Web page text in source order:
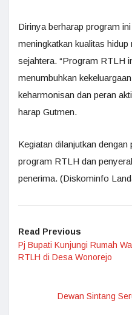
Dirinya berharap program
meningkatkan kualitas
sejahtera. “Program RTLH
menumbuhkan
keharmonisan dan peran
harap Gutmen.
Kegiatan dilanjutkan
program RTLH dan
penerima. (Diskominfo
Read Previous
Pj Bupati Kunjungi Rumah
RTLH di Desa Wonorejo
Dewan Sintang